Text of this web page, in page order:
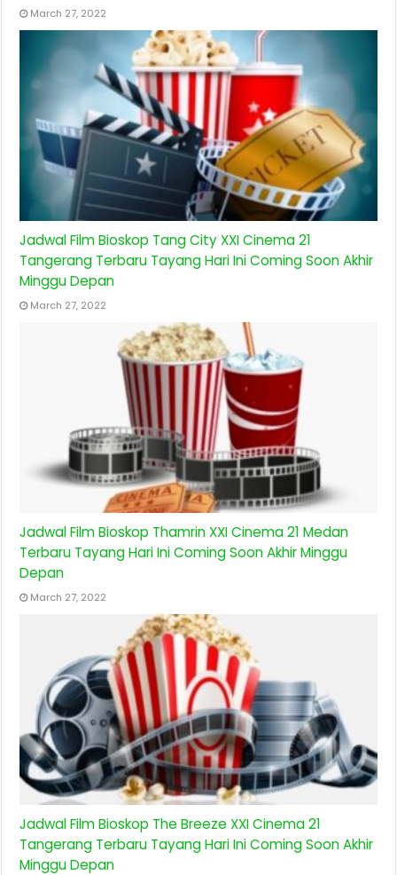
March 27, 2022
Jadwal Film Bioskop Tang City XXI Cinema 21
Tangerang Terbaru Tayang Hari Ini Coming Soon Akhir
Minggu Depan
March 27, 2022
Jadwal Film Bioskop Thamrin XXI Cinema 21 Medan
Terbaru Tayang Hari Ini Coming Soon Akhir Minggu
Depan
March 27, 2022
Jadwal Film Bioskop The Breeze XXI Cinema 21
Tangerang Terbaru Tayang Hari Ini Coming Soon Akhir
Minggu Depan